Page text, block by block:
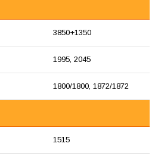
3850+1350
1995, 2045
1800/1800, 1872/1872
1515